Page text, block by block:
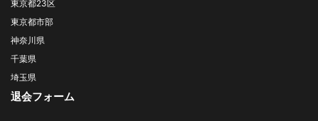
東京都23区
東京都市部
神奈川県
千葉県
埼玉県
退会フォーム